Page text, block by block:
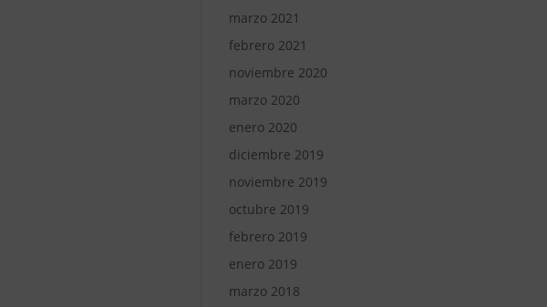
marzo 2021
febrero 2021
noviembre 2020
marzo 2020
enero 2020
diciembre 2019
noviembre 2019
octubre 2019
febrero 2019
enero 2019
marzo 2018